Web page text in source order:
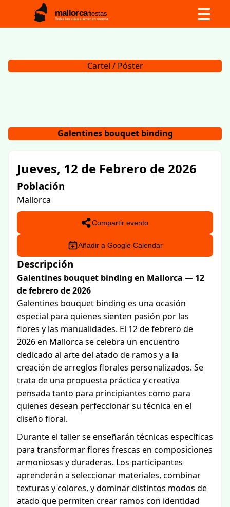
mallorcafiestas
Todas las citas a tener en cuenta ☰
Cartel / Póster
Galentines bouquet binding
Jueves, 12 de Febrero de 2026
Población
Mallorca
Compartir evento
Añadir a Google Calendar
Descripción
Galentines bouquet binding en Mallorca — 12
de febrero de 2026
Galentines bouquet binding es una ocasión
especial para quienes sienten pasión por las
flores y las manualidades. El 12 de febrero de
2026 en Mallorca se celebra un encuentro
dedicado al arte del atado de ramos y a la
creación de arreglos florales personalizados. Se
trata de una propuesta práctica y creativa
pensada tanto para principiantes como para
quienes desean perfeccionar su técnica en el
diseño floral.
Durante el taller se enseñarán técnicas específicas
para transformar flores frescas en composiciones
armoniosas y duraderas. Los participantes
aprenderán a seleccionar materiales, combinar
texturas y colores, y dominar distintos modos de
atado que permiten crear ramos con identidad